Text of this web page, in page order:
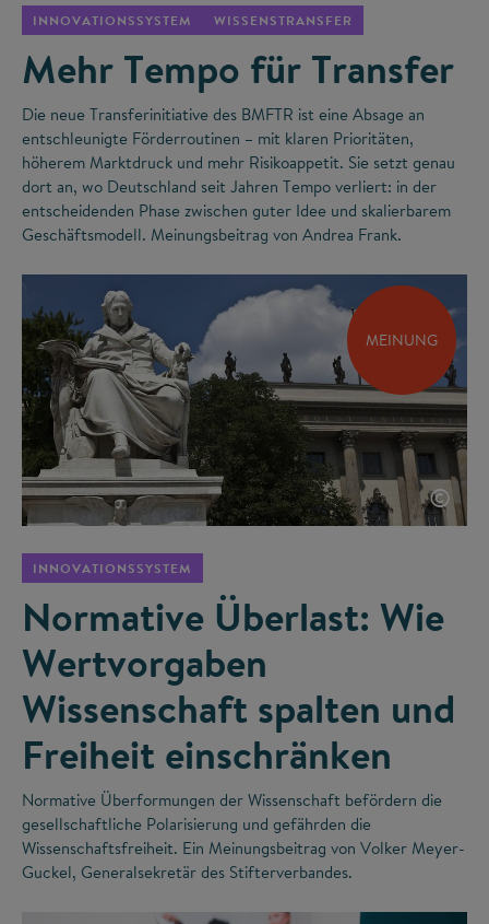
INNOVATIONSSYSTEM WISSENSTRANSFER
Mehr Tempo für Transfer
Die neue Transferinitiative des BMFTR ist eine Absage an
entschleunigte Förderroutinen – mit klaren Prioritäten,
höherem Marktdruck und mehr Risikoappetit. Sie setzt genau
dort an, wo Deutschland seit Jahren Tempo verliert: in der
entscheidenden Phase zwischen guter Idee und skalierbarem
Geschäftsmodell. Meinungsbeitrag von Andrea Frank.
MEINUNG
©
INNOVATIONSSYSTEM
Normative Überlast: Wie
Wertvorgaben
Wissenschaft spalten und
Freiheit einschränken
Normative Überformungen der Wissenschaft befördern die
gesellschaftliche Polarisierung und gefährden die
Wissenschaftsfreiheit. Ein Meinungsbeitrag von Volker Meyer-
Guckel, Generalsekretär des Stifterverbandes.